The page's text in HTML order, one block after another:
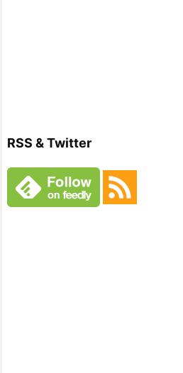
RSS & Twitter